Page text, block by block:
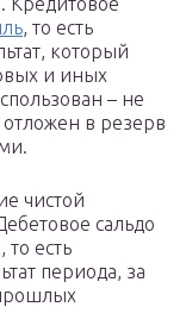
, то есть
который
и иных
– не
в резерв
чистой
сальдо
есть
периода, за